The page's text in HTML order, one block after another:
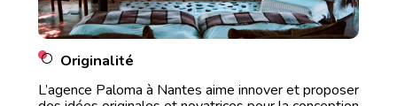
Originalité
L’agence Paloma à Nantes aime innover et proposer